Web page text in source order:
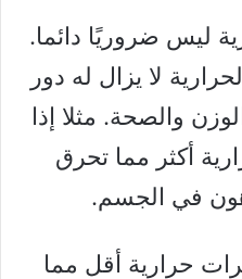
ليس ضروريًا دائما.
لا يزال له دور
والصحة. مثلا إذا
أكثر مما تحرق
في الجسم.
حرارية أقل مما